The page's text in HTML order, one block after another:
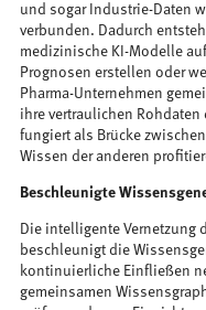
und sogar Industrie-Daten
verbunden. Dadurch
medizinische KI-Modelle
Prognosen erstellen oder
Pharma-Unternehmen
ihre vertraulichen
fungiert als Brücke
Wissen der anderen
Beschleunigte
Die intelligente Vernetzung
beschleunigt die
kontinuierliche Einfließen
gemeinsamen